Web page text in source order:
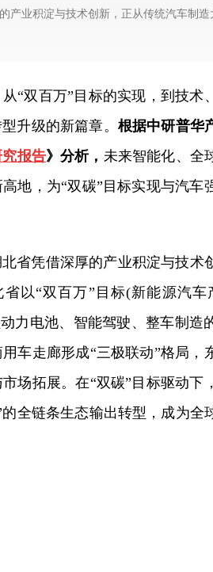
产业积淀与技术创新，正从传统汽车制
“双百万”目标的实现，到技术
升级的新篇章。 根据中研普华
报告》分析， 未来智能化、全
地，为“双碳”目标实现与汽车
省凭借深厚的产业积淀与技术
以“双百万”目标(新能源汽车
力电池、智能驾驶、整车制造
车走廊形成“三极联动”格局，
场拓展。在“双碳”目标驱动下
全链条生态输出转型，成为全